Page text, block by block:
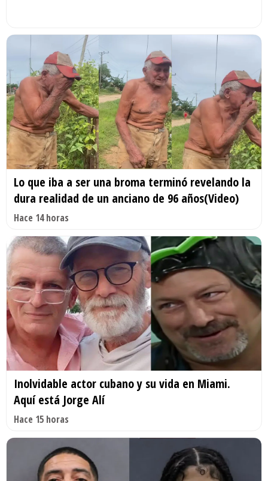
Lo que iba a ser una broma terminó revelando la
dura realidad de un anciano de 96 años(Video)
Hace 14 horas
Inolvidable actor cubano y su vida en Miami.
Aquí está Jorge Alí
Hace 15 horas